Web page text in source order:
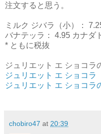
注文すると思う。
ミルク ジバラ（小）：
バナテッラ： 4.95 カナダ
* ともに税抜
ジュリエット エ ショコラ
ジュリエット エ ショコラ
ジュリエット エ ショコラ
chobiro47 at 20:39